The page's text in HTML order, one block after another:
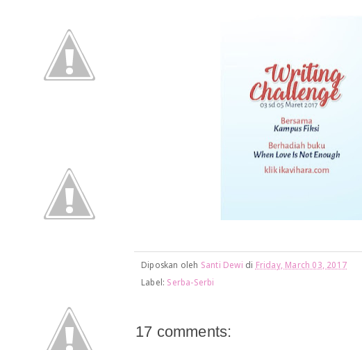
Diposkan oleh Santi Dewi di Friday, March 03, 2017
Label: Serba-Serbi
17 comments: